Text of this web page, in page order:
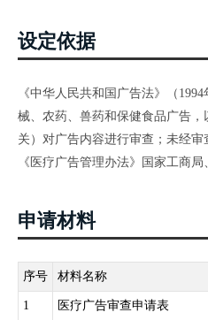
设定依据
《中华人民共和国广告法》（
械、农药、兽药和保健食品广告
关）对广告内容进行审查；未经审
《医疗广告管理办法》国家工商
申请材料
序号 材料名称
1 医疗广告审查申请表